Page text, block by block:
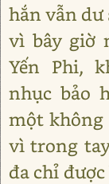
hắn vẫn
vì bây giờ
Yến Phi,
nhục bảo
một không
vì trong
đa chỉ